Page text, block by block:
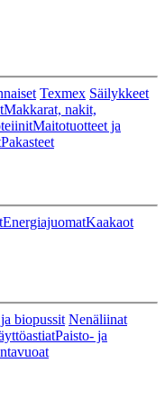
Texmex Säilykkeet
Makkarat, nakit,
Maitotuotteet ja
Pakasteet
EnergiajuomatKaakaot
biopussit Nenäliinat
Paisto- ja